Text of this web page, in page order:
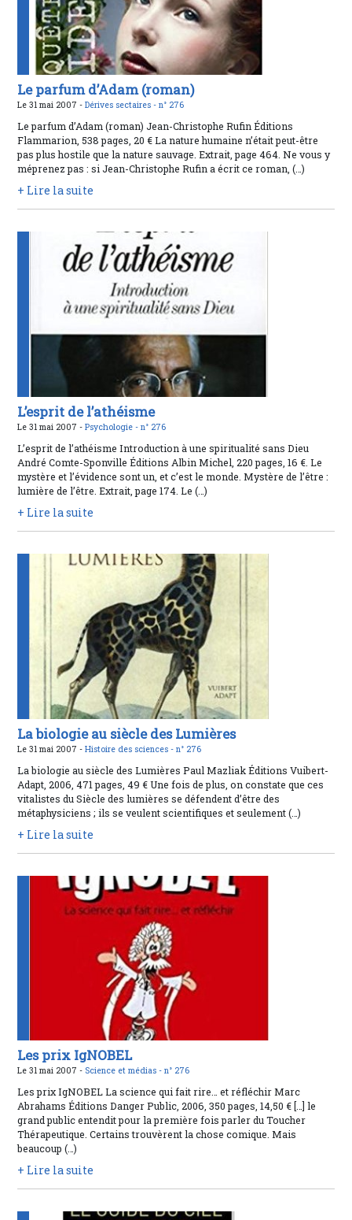
Le parfum d’Adam (roman)
Le 31 mai 2007 -Dérives sectaires -n° 276
Le parfum d’Adam (roman) Jean-Christophe Rufin Éditions
Flammarion, 538 pages, 20 € La nature humaine n’était peut-être
pas plus hostile que la nature sauvage. Extrait, page 464. Ne vous y
méprenez pas : si Jean-Christophe Rufin a écrit ce roman, (…)
+ Lire la suite
L’esprit de l’athéisme
Le 31 mai 2007 -Psychologie -n° 276
L’esprit de l’athéisme Introduction à une spiritualité sans Dieu
André Comte-Sponville Éditions Albin Michel, 220 pages, 16 €. Le
mystère et l’évidence sont un, et c’est le monde. Mystère de l’être :
lumière de l’être. Extrait, page 174. Le (…)
+ Lire la suite
La biologie au siècle des Lumières
Le 31 mai 2007 -Histoire des sciences -n° 276
La biologie au siècle des Lumières Paul Mazliak Éditions Vuibert-
Adapt, 2006, 471 pages, 49 € Une fois de plus, on constate que ces
vitalistes du Siècle des lumières se défendent d’être des
métaphysiciens ; ils se veulent scientifiques et seulement (…)
+ Lire la suite
Les prix IgNOBEL
Le 31 mai 2007 - Science et médias -n° 276
Les prix IgNOBEL La science qui fait rire… et réfléchir Marc
Abrahams Éditions Danger Public, 2006, 350 pages, 14,50 € […] le
grand public entendit pour la première fois parler du Toucher
Thérapeutique. Certains trouvèrent la chose comique. Mais
beaucoup (…)
+ Lire la suite